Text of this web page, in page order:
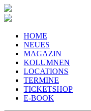
HOME
NEUES
MAGAZIN
KOLUMNEN
LOCATIONS
TERMINE
TICKETSHOP
E-BOOK